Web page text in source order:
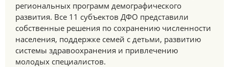
региональных программ демографического
развития. Все 11 субъектов ДФО представили
собственные решения по сохранению численности
населения, поддержке семей с детьми, развитию
системы здравоохранения и привлечению
молодых специалистов.